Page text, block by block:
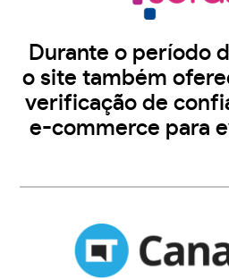
Durante o período
o site também
verificação de
e-commerce para